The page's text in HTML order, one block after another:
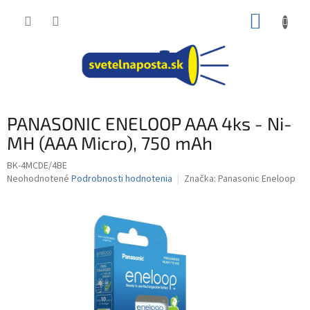
PANASONIC ENELOOP AAA 4ks - Ni-
MH (AAA Micro), 750 mAh
BK-4MCDE/4BE
Priemerné
Neohodnotené Podrobnosti hodnotenia Značka: Panasonic Eneloop